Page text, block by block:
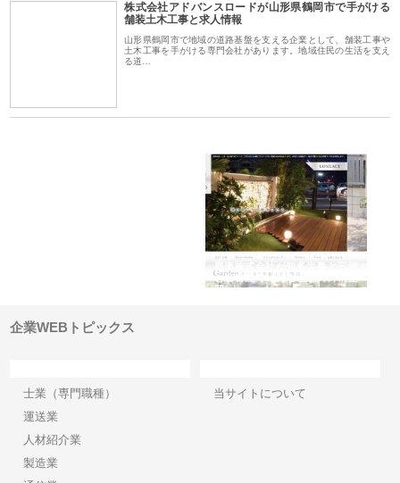
株式会社アドバンスロードが山形県鶴岡市で手がける
舗装土木工事と求人情報
山形県鶴岡市で地域の道路基盤を支える企業として、舗装工事や
土木工事を手がける専門会社があります。地域住民の生活を支え
る道…
と名古屋で叶える理想の外構空
間
企業WEBトピックス
士業（専門職種）
運送業
人材紹介業
製造業
当サイトについて